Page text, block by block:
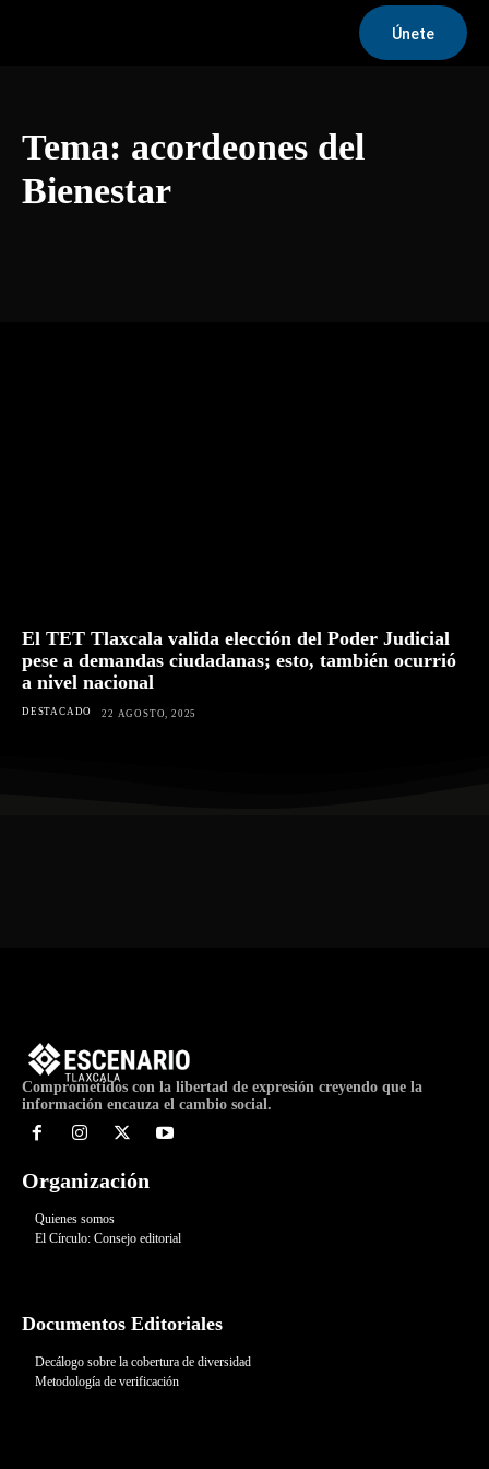
Únete
Tema: acordeones del
Bienestar
El TET Tlaxcala valida elección del Poder Judicial
pese a demandas ciudadanas; esto, también ocurrió
a nivel nacional
DESTACADO 22 AGOSTO, 2025
Comprometidos con la libertad de expresión creyendo que la
información encauza el cambio social.
Organización
Quienes somos
El Círculo: Consejo editorial
Documentos Editoriales
Decálogo sobre la cobertura de diversidad
Metodología de verificación